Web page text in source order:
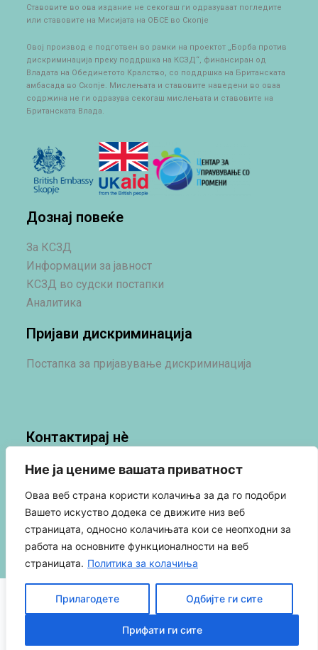
Ние ја цениме вашата приватност
Оваа веб страна користи колачиња за да го подобри
Вашето искуство додека се движите низ веб
страницата, односно колачињата кои се неопходни за
работа на основните функционалности на веб
страницата. Политика за колачиња
Прилагодете Одбијте ги сите
Прифати ги сите
Ставовите во ова издание не секогаш ги одразуваат погледите
или ставовите на Мисијата на ОБСЕ во Скопје
Овој производ е подготвен во рамки на проектот „Борба против
дискриминација преку поддршка на КСЗД“, финансиран од
Владата на Обединетото Кралство, со поддршка на Британската
амбасада во Скопје. Мислењата и ставовите наведени во оваа
содржина не ги одразува секогаш мислењата и ставовите на
Британската Влада.
Дознај повеќе
За КСЗД
Информации за јавност
КСЗД во судски постапки
Аналитика
Пријави дискриминација
Постапка за пријавување дискриминација
Контактирај нè
Контакт
Социјални Мрежи
Политика за приватност
Политика за колачиња